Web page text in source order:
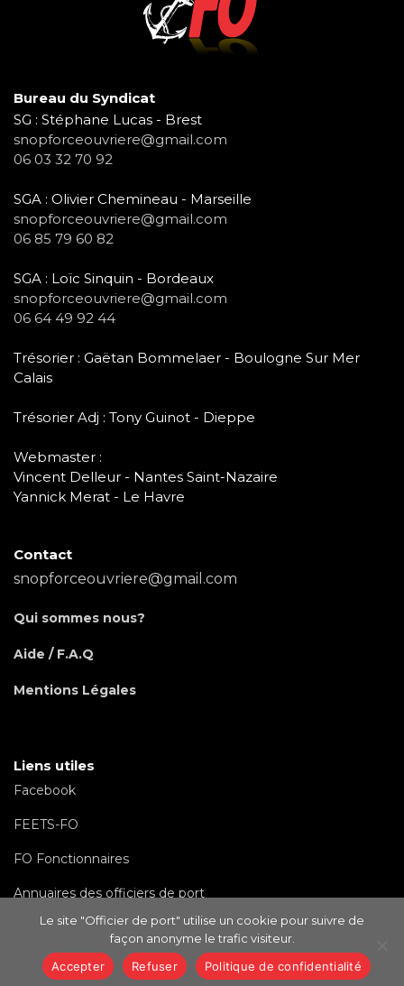
Bureau du Syndicat
SG : Stéphane Lucas - Brest
snopforceouvriere@gmail.com
06 03 32 70 92
SGA : Olivier Chemineau - Marseille
snopforceouvriere@gmail.com
06 85 79 60 82
SGA : Loïc Sinquin - Bordeaux
snopforceouvriere@gmail.com
06 64 49 92 44
Trésorier : Gaëtan Bommelaer - Boulogne Sur Mer
Calais
Trésorier Adj : Tony Guinot - Dieppe
Webmaster :
Vincent Delleur - Nantes Saint-Nazaire
Yannick Merat - Le Havre
Contact
snopforceouvriere@gmail.com
Qui sommes nous?
Aide / F.A.Q
Mentions Légales
Liens utiles
Facebook
FEETS-FO
FO Fonctionnaires
Annuaires des officiers de port
Le site "Officier de port" utilise un cookie pour suivre de
façon anonyme le trafic visiteur.
Accepter
Refuser Politique de confidentialité